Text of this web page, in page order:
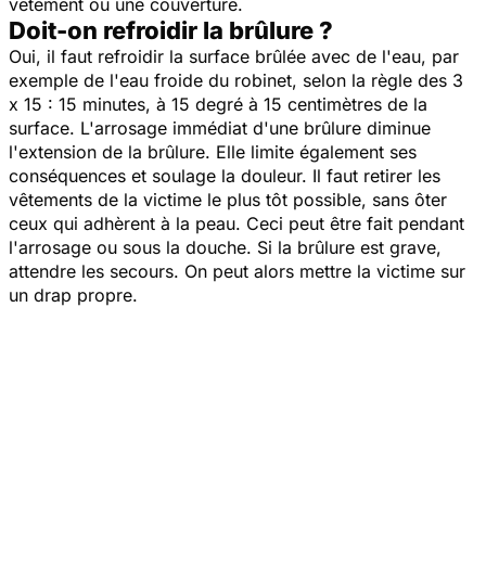
vêtement ou une couverture.
Doit-on refroidir la brûlure ?
Oui, il faut refroidir la surface brûlée avec de l'eau, par
exemple de l'eau froide du robinet, selon la règle des 3
x 15 : 15 minutes, à 15 degré à 15 centimètres de la
surface. L'arrosage immédiat d'une brûlure diminue
l'extension de la brûlure. Elle limite également ses
conséquences et soulage la douleur. Il faut retirer les
vêtements de la victime le plus tôt possible, sans ôter
ceux qui adhèrent à la peau. Ceci peut être fait pendant
l'arrosage ou sous la douche. Si la brûlure est grave,
attendre les secours. On peut alors mettre la victime sur
un drap propre.